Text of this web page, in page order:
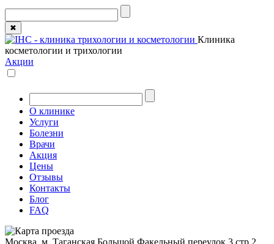
✖
Клиника
косметологии и трихологии
Акции
О клинике
Услуги
Болезни
Врачи
Акция
Цены
Отзывы
Контакты
Блог
FAQ
Москва, м. Таганская Большой Факельный переулок 3 стр 2